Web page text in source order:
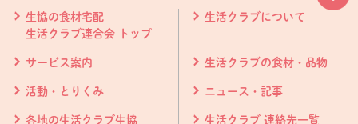
生協の食材宅配
生活クラブ連合会 トップ
生活クラブについて
サービス案内 生活クラブの食材・品物
活動・とりくみ ニュース・記事
各地の生活クラブ生協 生活クラブ 連絡先一覧